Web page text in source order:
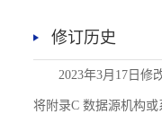
修订历史
2023年3月17日修
将附录C 数据源机构或